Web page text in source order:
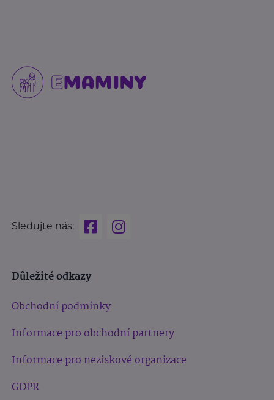
Sledujte nás:
Důležité odkazy
Obchodní podmínky
Informace pro obchodní partnery
Informace pro neziskové organizace
GDPR